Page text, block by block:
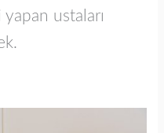
ustaları